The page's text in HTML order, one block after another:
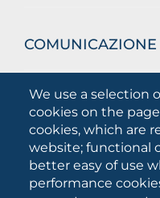
We use a selection
cookies on the
cookies, which are
website; functional
better easy of use
performance
COMUNICAZIONE
What they are
Press releases
Communication
Campagna 5xmille
Unifg Mag